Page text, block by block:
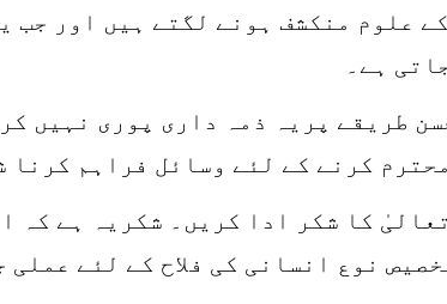
علوم منکشف ہونے لگتے ہیں اور جب
ہے۔
طریقے پریہ ذمہ داری پوری نہیں
کرنے کے لئے وسائل فراہم کرنا
کا شکر ادا کریں۔ شکریہ ہے کہ
نوع انسانی کی فلاح کے لئے عملی